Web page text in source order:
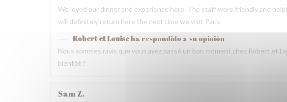
We loved our dinner and experience here. The staff were friendly and
will definitely return here the next time we visit Paris.
Robert et Louiseha respondido a su opinión
Nous sommes ravis que vous ayez passé un bon moment chez Robert et
bientôt ?
SamZ